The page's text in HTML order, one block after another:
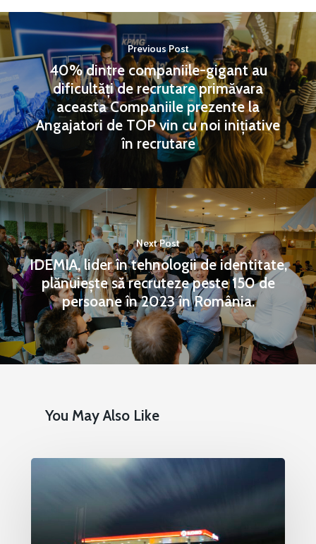
Previous Post
40% dintre companiile-gigant au
dificultăți de recrutare primăvara
aceasta Companiile prezente la
Angajatori de TOP vin cu noi inițiative
în recrutare
Next Post
IDEMIA, lider în tehnologii de identitate,
plănuiește să recruteze peste 150 de
persoane în 2023 în România.
You May Also Like